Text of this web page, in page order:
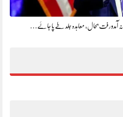
آمدو رفت بحال، معاہدہ جلد طے پا جائے…